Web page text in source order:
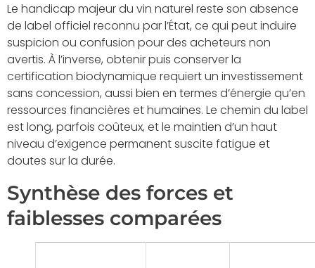
Le handicap majeur du vin naturel reste son absence
de label officiel reconnu par l’État, ce qui peut induire
suspicion ou confusion pour des acheteurs non
avertis. À l’inverse, obtenir puis conserver la
certification biodynamique requiert un investissement
sans concession, aussi bien en termes d’énergie qu’en
ressources financières et humaines. Le chemin du label
est long, parfois coûteux, et le maintien d’un haut
niveau d’exigence permanent suscite fatigue et
doutes sur la durée.
Synthèse des forces et
faiblesses comparées